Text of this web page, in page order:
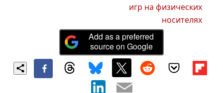
игр на физических
носителях
Add as a preferred
source on Google